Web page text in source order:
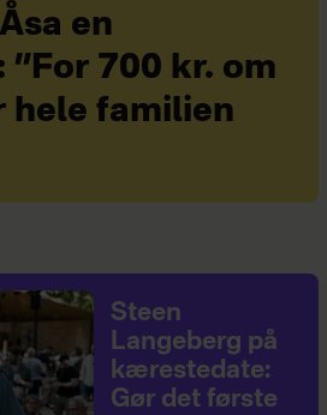
en
”For 700 kr. om
hele familien
Steen
Langeberg på
kærestedate:
Gør det første